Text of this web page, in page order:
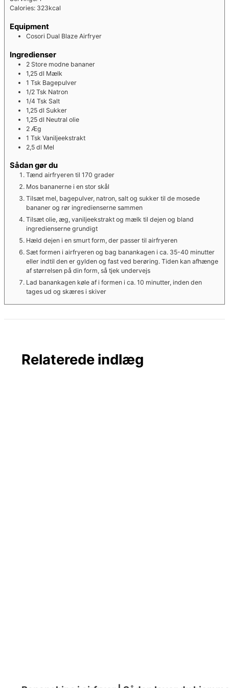
Calories: 323kcal
Equipment
Cosori Dual Blaze Airfryer
Ingredienser
2 Store modne bananer
1,25 dl Mælk
1 Tsk Bagepulver
1/2 Tsk Natron
1/4 Tsk Salt
1,25 dl Sukker
1,25 dl Neutral olie
2 Æg
1 Tsk Vaniljeekstrakt
2,5 dl Mel
Sådan gør du
Tænd airfryeren til 170 grader
Mos bananerne i en stor skål
Tilsæt mel, bagepulver, natron, salt og sukker til de mosede
bananer og rør ingredienserne sammen
Tilsæt olie, æg, vaniljeekstrakt og mælk til dejen og bland
ingredienserne grundigt
Hæld dejen i en smurt form, der passer til airfryeren
Sæt formen i airfryeren og bag banankagen i ca. 35-40 minutter
eller indtil den er gylden og fast ved berøring. Tiden kan afhænge
af størrelsen på din form, så tjek undervejs
Lad banankagen køle af i formen i ca. 10 minutter, inden den
tages ud og skæres i skiver
Relaterede indlæg